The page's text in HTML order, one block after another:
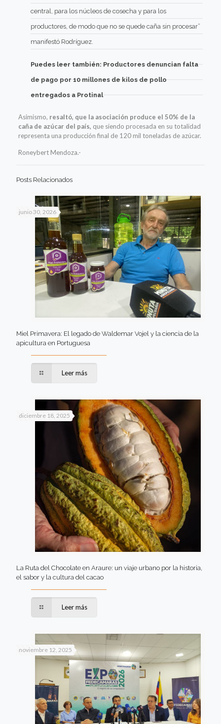
central, para los núcleos de cosecha y para los
productores, de modo que no se quede caña sin procesar”
manifestó Rodríguez.
Puedes leer también:Productores denuncian falta
de pago por 10 millones de kilos de pollo
entregados a Protinal
Asimismo, resaltó, que la asociación produce el 50% de la
caña de azúcar del país, que siendo procesada en su totalidad
representa una producción final de 120 mil toneladas de azúcar.
Roneybert Mendoza.-
Posts Relacionados
junio 30, 2026
Miel Primavera: El legado de Waldemar Vojel y la ciencia de la
apicultura en Portuguesa
Leer más
diciembre 18, 2025
La Ruta del Chocolate en Araure: un viaje urbano por la historia,
el sabor y la cultura del cacao
Leer más
noviembre 12, 2025